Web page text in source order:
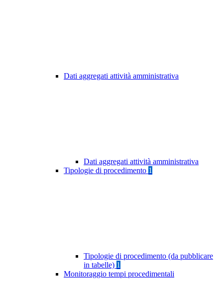
Dati aggregati attività amministrativa
Dati aggregati attività amministrativa
Tipologie di procedimento 1
Tipologie di procedimento (da pubblicare
in tabelle) 1
Monitoraggio tempi procedimentali